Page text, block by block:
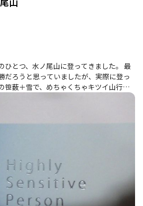
ひとつ、水ノ尾山に登ってきました。 最
だろうと思っていましたが、実際に登っ
笹薮＋雪で、めちゃくちゃキツイ山行と